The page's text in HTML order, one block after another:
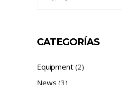
CATEGORÍAS
Equipment(2)
News (3)